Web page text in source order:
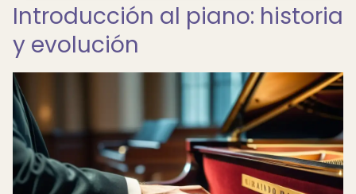
Introducción al piano: historia
y evolución